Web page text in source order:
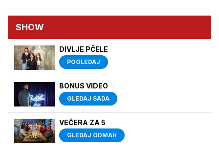
SHOW
DIVLJE PČELE
POGLEDAJ
BONUS VIDEO
GLEDAJ SADA
VEČERA ZA 5
GLEDAJ ODMAH